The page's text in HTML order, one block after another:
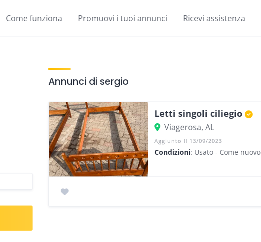
Come funziona Promuovi i tuoi annunci Ricevi assistenza
Annunci di sergio
Letti singoli ciliegio
Viagerosa, AL
Aggiunto Il 13/09/2023
Condizioni: Usato - Come nuovo